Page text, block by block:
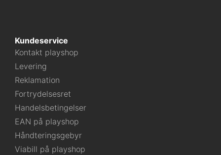
Kundeservice
Kontakt playshop
Levering
Reklamation
Fortrydelsesret
Handelsbetingelser
EAN på playshop
Håndteringsgebyr
Viabill på playshop